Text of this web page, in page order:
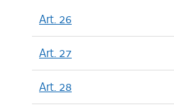
Art. 26
Art. 27
Art. 28